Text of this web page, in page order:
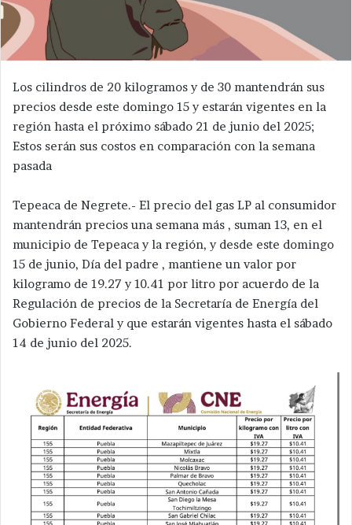
Los cilindros de 20 kilogramos y de 30 mantendrán sus
precios desde este domingo 15 y estarán vigentes en la
región hasta el próximo sábado 21 de junio del 2025;
Estos serán sus costos en comparación con la semana
pasada
Tepeaca de Negrete.- El precio del gas LP al consumidor
mantendrán precios una semana más , suman 13, en el
municipio de Tepeaca y la región, y desde este domingo
15 de junio, Día del padre , mantiene un valor por
kilogramo de 19.27 y 10.41 por litro por acuerdo de la
Regulación de precios de la Secretaría de Energía del
Gobierno Federal y que estarán vigentes hasta el sábado
14 de junio del 2025.